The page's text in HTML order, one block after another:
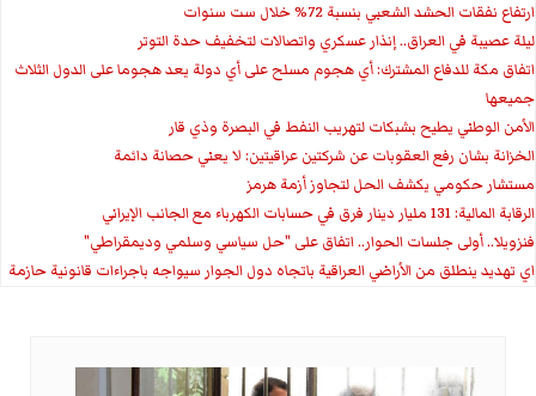
ارتفاع نفقات الحشد الشعبي بنسبة 72% خلال ست سنوات
ليلة عصيبة في العراق.. إنذار عسكري واتصالات لتخفيف حدة التوتر
‏اتفاق مكة للدفاع المشترك: أي هجوم مسلح على أي دولة يعد هجوما على الدول الثلاث
جميعها
الأمن الوطني يطيح بشبكات لتهريب النفط في البصرة وذي قار
الخزانة بشان رفع العقوبات عن شركتين عراقيتين: لا يعني حصانة دائمة
مستشار حكومي يكشف الحل لتجاوز أزمة هرمز
الرقابة المالية: 131 مليار دينار فرق في حسابات الكهرباء مع الجانب الإيراني
فنزويلا.. أولى جلسات الحوار.. اتفاق على "حل سياسي وسلمي وديمقراطي"
اي تهديد ينطلق من الأراضي العراقية باتجاه دول الجوار سيواجه باجراءات قانونية حازمة